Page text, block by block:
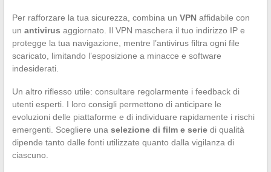
Per rafforzare la tua sicurezza, combina un VPNaffidabile con
un antivirus aggiornato. Il VPN maschera il tuo indirizzo IP e
protegge la tua navigazione, mentre l’antivirus filtra ogni file
scaricato, limitando l’esposizione a minacce e software
indesiderati.
Un altro riflesso utile: consultare regolarmente i feedback di
utenti esperti. I loro consigli permettono di anticipare le
evoluzioni delle piattaforme e di individuare rapidamente i rischi
emergenti. Scegliere una selezione di film e seriedi qualità
dipende tanto dalle fonti utilizzate quanto dalla vigilanza di
ciascuno.